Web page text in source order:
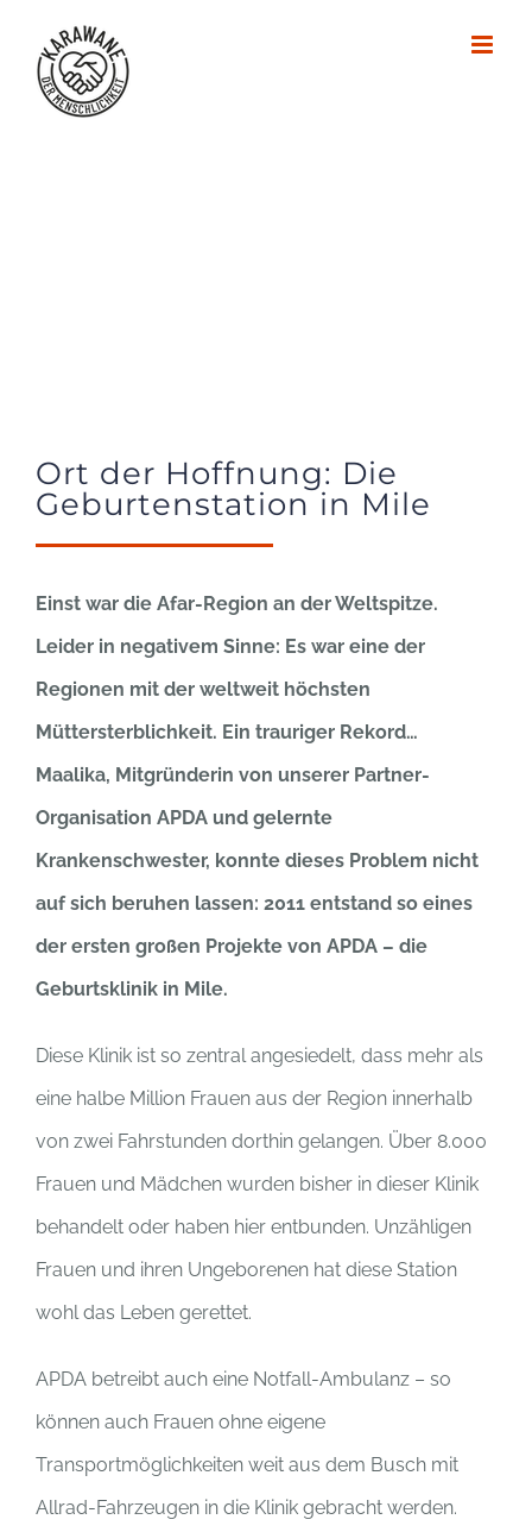
Inhalt
springen
Ort der Hoffnung: Die
Geburtenstation in Mile
Einst war die Afar-Region an der Weltspitze.
Leider in negativem Sinne: Es war eine der
Regionen mit der weltweit höchsten
Müttersterblichkeit. Ein trauriger Rekord…
Maalika, Mitgründerin von unserer Partner-
Organisation APDA und gelernte
Krankenschwester, konnte dieses Problem nicht
auf sich beruhen lassen: 2011 entstand so eines
der ersten großen Projekte von APDA – die
Geburtsklinik in Mile.
Diese Klinik ist so zentral angesiedelt, dass mehr als
eine halbe Million Frauen aus der Region innerhalb
von zwei Fahrstunden dorthin gelangen. Über 8.000
Frauen und Mädchen wurden bisher in dieser Klinik
behandelt oder haben hier entbunden. Unzähligen
Frauen und ihren Ungeborenen hat diese Station
wohl das Leben gerettet.
APDA betreibt auch eine Notfall-Ambulanz – so
können auch Frauen ohne eigene
Transportmöglichkeiten weit aus dem Busch mit
Allrad-Fahrzeugen in die Klinik gebracht werden.